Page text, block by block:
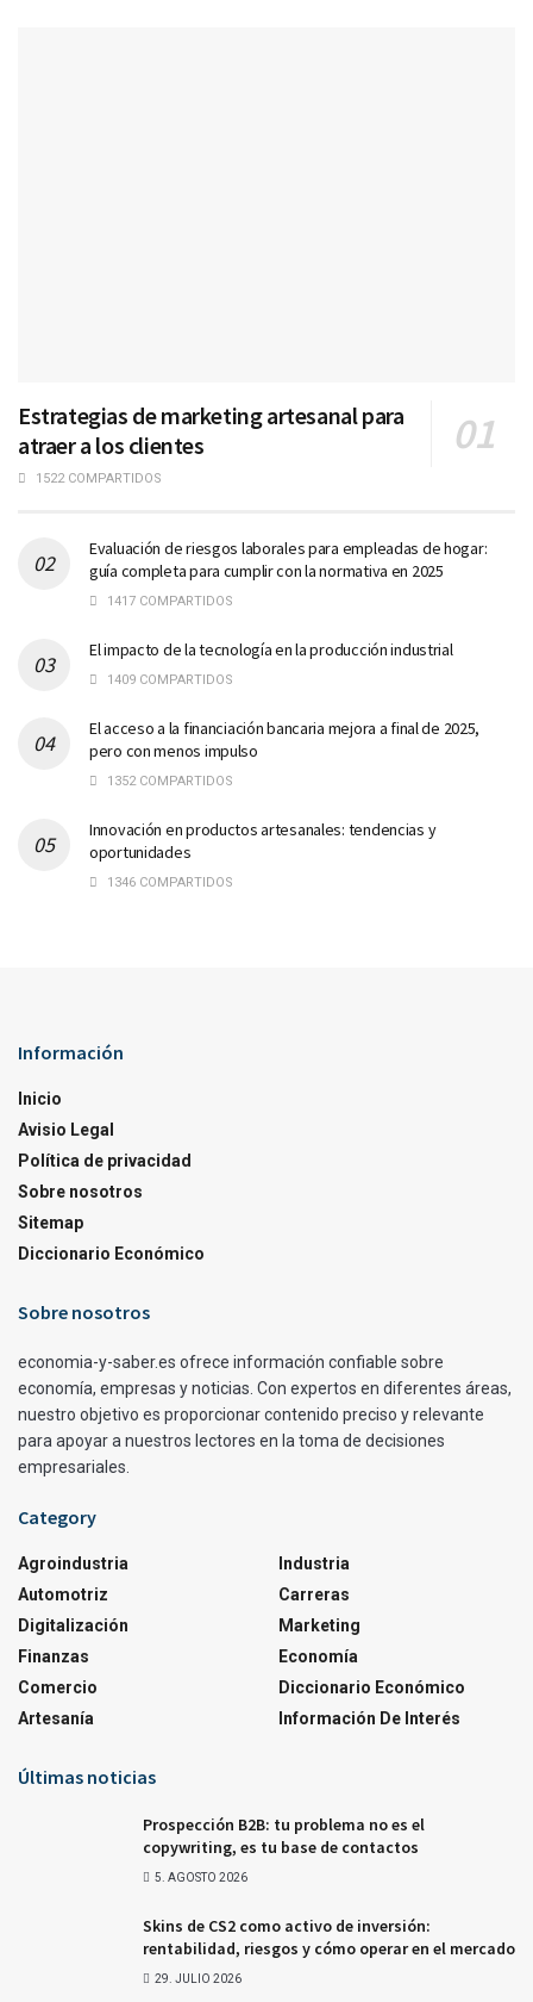
Estrategias de marketing artesanal para
atraer a los clientes
1522 COMPARTIDOS
Evaluación de riesgos laborales para empleadas de hogar:
guía completa para cumplir con la normativa en 2025
1417 COMPARTIDOS
El impacto de la tecnología en la producción industrial
1409 COMPARTIDOS
El acceso a la financiación bancaria mejora a final de 2025,
pero con menos impulso
1352 COMPARTIDOS
Innovación en productos artesanales: tendencias y
oportunidades
1346 COMPARTIDOS
Información
Inicio
Avisio Legal
Política de privacidad
Sobre nosotros
Sitemap
Diccionario Económico
Sobre nosotros
economia-y-saber.es ofrece información confiable sobre
economía, empresas y noticias. Con expertos en diferentes áreas,
nuestro objetivo es proporcionar contenido preciso y relevante
para apoyar a nuestros lectores en la toma de decisiones
empresariales.
Category
Agroindustria
Automotriz
Digitalización
Finanzas
Comercio
Artesanía
Industria
Carreras
Marketing
Economía
Diccionario Económico
Información De Interés
Últimas noticias
Prospección B2B: tu problema no es el
copywriting, es tu base de contactos
5. AGOSTO 2026
Skins de CS2 como activo de inversión:
rentabilidad, riesgos y cómo operar en el mercado
29. JULIO 2026